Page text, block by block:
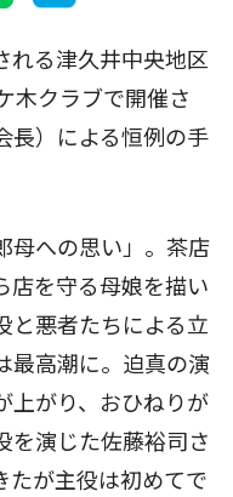
る津久井中央地区
木クラブで開催さ
長）による恒例の手
母への思い」。茶店
店を守る母娘を描い
と悪者たちによる立
最高潮に。迫真の演
上がり、おひねりが
を演じた佐藤裕司さ
たが主役は初めてで